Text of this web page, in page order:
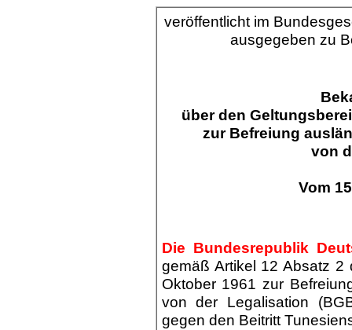
veröffentlicht im
ausgegeben zu
über den
zur Befreiung
von
Vom
Die Bundesrepublik
gemäß Artikel 12 Absatz 2
Oktober 1961 zur
von der Legalisation
gegen den Beitritt